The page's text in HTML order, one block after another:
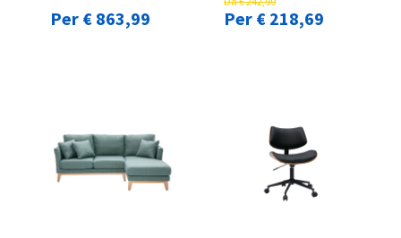
CLARA 3-4 PLAZAS OSLO
Per € 863,99
NEGRO 65 CM DE ALTURA
HOLO
Per € 218,69